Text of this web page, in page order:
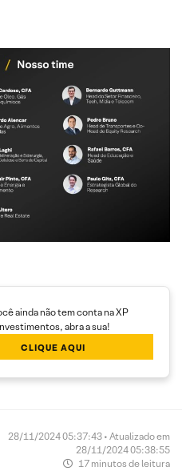
ainda não tem conta na XP
abra a sua!
CLIQUE AQUI
28/11/2024 05:37:43 • Atualizado em
28/11/2024 05:38:55
17 minutos de leitura